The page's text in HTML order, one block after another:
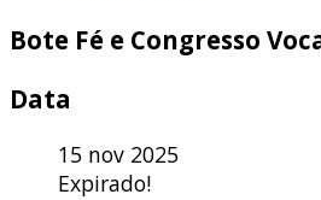
Bote Fé e Congresso
Data
15 nov 2025
Expirado!